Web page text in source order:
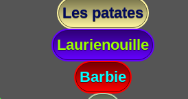
Les patates
Laurienouille
Barbie